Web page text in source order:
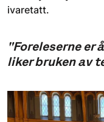
ivaretatt.
"Foreleserne er
liker bruken av